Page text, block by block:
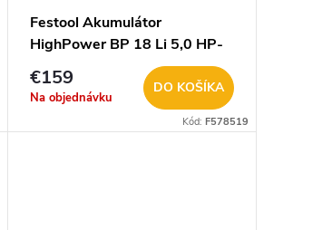
Festool Akumulátor
HighPower BP 18 Li 5,0 HP-
ASI
€159
Na objednávku
DO KOŠÍKA
Kód: F578519